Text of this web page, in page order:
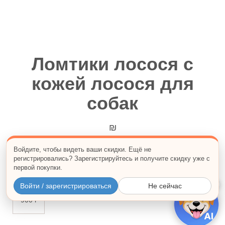
Ломтики лосося с
кожей лосося для
собак
₪
Натуральное мясо-рыбное лакомство премиум-класса
для взрослых собак.
Вес:
900 г
×
Войдите, чтобы видеть ваши скидки. Ещё не
регистрировались? Зарегистрируйтесь и получите скидку уже с
первой покупки.
Войти / зарегистрироваться Не сейчас